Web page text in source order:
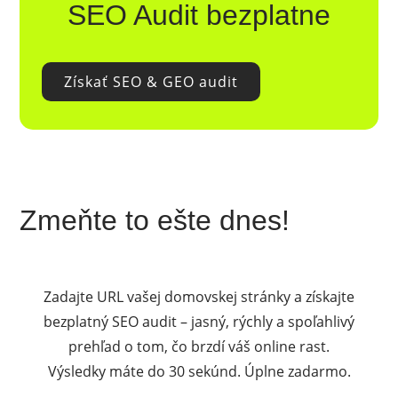
SEO Audit bezplatne
Získať SEO & GEO audit
Zmeňte to ešte dnes!
Zadajte URL vašej domovskej stránky a získajte
bezplatný SEO audit – jasný, rýchly a spoľahlivý
prehľad o tom, čo brzdí váš online rast.
Výsledky máte do 30 sekúnd. Úplne zadarmo.